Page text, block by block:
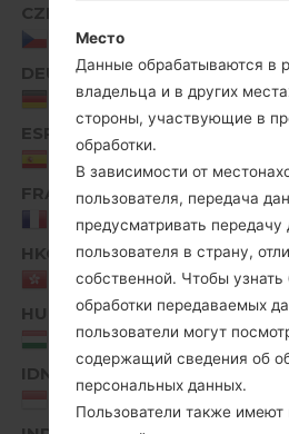
CZE
Czech Republic
DEU
Germany
ESP
Spain
FRA
France
HKG
HONG KONG
HUN
Hungary
IDN
Indonesia
Место
Данные обрабатываются в
владельца и в других
стороны, участвующие в
обработки.
В зависимости от
пользователя, передача
предусматривать передачу
пользователя в страну,
собственной. Чтобы
обработки передаваемых
пользователи могут
содержащий сведения об
персональных данных.
Пользователи также имеют